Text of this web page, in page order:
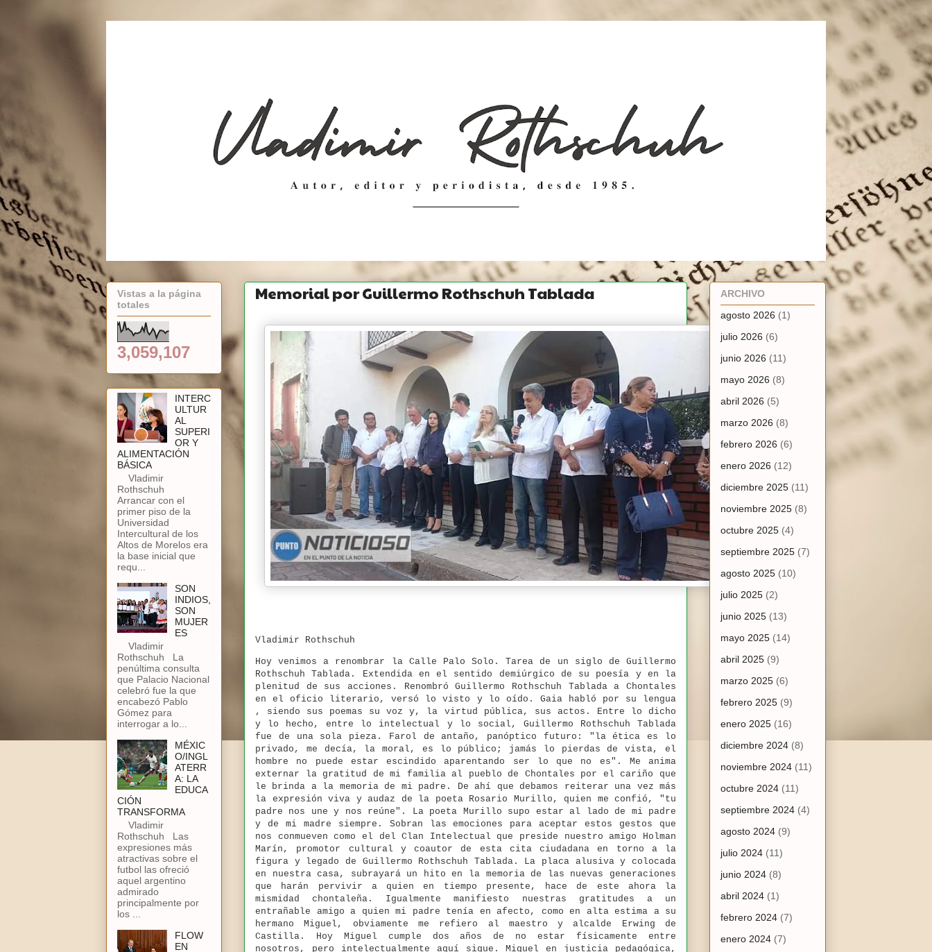
Memorial por Guillermo Rothschuh Tablada
Vladimir Rothschuh
Hoy venimos a renombrar la Calle Palo Solo. Tarea de un siglo de Guillermo
Rothschuh Tablada. Extendida en el sentido demiúrgico de su poesía y en la
plenitud de sus acciones. Renombró Guillermo Rothschuh Tablada a Chontales
en el oficio literario, versó lo visto y lo oído. Gaia habló por su lengua
, siendo sus poemas su voz y, la virtud pública, sus actos. Entre lo dicho
y lo hecho, entre lo intelectual y lo social, Guillermo Rothschuh Tablada
fue de una sola pieza. Farol de antaño, panóptico futuro: "la ética es lo
privado, me decía, la moral, es lo público; jamás lo pierdas de vista, el
hombre no puede estar escindido aparentando ser lo que no es". Me anima
externar la gratitud de mi familia al pueblo de Chontales por el cariño que
le brinda a la memoria de mi padre. De ahí que debamos reiterar una vez más
la expresión viva y audaz de la poeta Rosario Murillo, quien me confió, "tu
padre nos une y nos reúne". La poeta Murillo supo estar al lado de mi padre
y de mi madre siempre. Sobran las emociones para aceptar estos gestos que
nos conmueven como el del Clan Intelectual que preside nuestro amigo Holman
Marín, promotor cultural y coautor de esta cita ciudadana en torno a la
figura y legado de Guillermo Rothschuh Tablada. La placa alusiva y colocada
en nuestra casa, subrayará un hito en la memoria de las nuevas generaciones
que harán pervivir a quien en tiempo presente, hace de este ahora la
mismidad chontaleña. Igualmente manifiesto nuestras gratitudes a un
entrañable amigo a quien mi padre tenía en afecto, como en alta estima a su
hermano Miguel, obviamente me refiero al maestro y alcalde Erwing de
Castilla. Hoy Miguel cumple dos años de no estar físicamente entre
nosotros, pero intelectualmente aquí sigue. Miguel en justicia pedagógica,
Vistas a la página
totales
3,059,107
INTERC
ULTUR
AL
SUPERI
OR Y
ALIMENTACIÓN
BÁSICA
Vladimir
Rothschuh
Arrancar con el
primer piso de la
Universidad
Intercultural de los
Altos de Morelos era
la base inicial que
requ...
SON
INDIOS,
SON
MUJER
ES
Vladimir
Rothschuh La
penúltima consulta
que Palacio Nacional
celebró fue la que
encabezó Pablo
Gómez para
interrogar a lo...
MÉXIC
O/INGL
ATERR
A: LA
EDUCA
CIÓN
TRANSFORMA
Vladimir
Rothschuh Las
expresiones más
atractivas sobre el
futbol las ofreció
aquel argentino
admirado
principalmente por
los ...
FLOW
EN
ARCHIVO
agosto 2026 (1)
julio 2026 (6)
junio 2026 (11)
mayo 2026 (8)
abril 2026 (5)
marzo 2026 (8)
febrero 2026 (6)
enero 2026 (12)
diciembre 2025 (11)
noviembre 2025 (8)
octubre 2025 (4)
septiembre 2025 (7)
agosto 2025 (10)
julio 2025 (2)
junio 2025 (13)
mayo 2025 (14)
abril 2025 (9)
marzo 2025 (6)
febrero 2025 (9)
enero 2025 (16)
diciembre 2024 (8)
noviembre 2024 (11)
octubre 2024 (11)
septiembre 2024 (4)
agosto 2024 (9)
julio 2024 (11)
junio 2024 (8)
abril 2024 (1)
febrero 2024 (7)
enero 2024 (7)